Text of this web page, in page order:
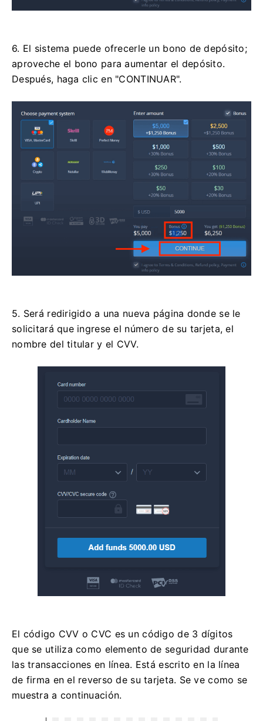
6. El sistema puede ofrecerle un bono de depósito;
aproveche el bono para aumentar el depósito.
Después, haga clic en "CONTINUAR".
5. Será redirigido a una nueva página donde se le
solicitará que ingrese el número de su tarjeta, el
nombre del titular y el CVV.
El código CVV o CVC es un código de 3 dígitos
que se utiliza como elemento de seguridad durante
las transacciones en línea. Está escrito en la línea
de firma en el reverso de su tarjeta. Se ve como se
muestra a continuación.